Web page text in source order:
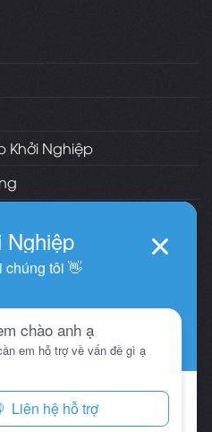
Khởi Nghiệp
toán
nhận/cài đặt
Trì Theme